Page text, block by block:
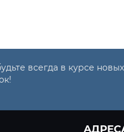
всегда в курсе новых